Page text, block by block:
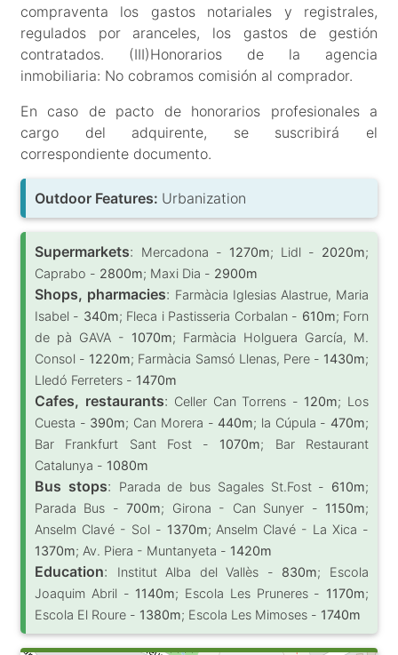
compraventa los gastos notariales y registrales,
regulados por aranceles, los gastos de gestión
contratados. (III)Honorarios de la agencia
inmobiliaria: No cobramos comisión al comprador.
En caso de pacto de honorarios profesionales a
cargo del adquirente, se suscribirá el
correspondiente documento.
Outdoor Features: Urbanization
Supermarkets: Mercadona - 1270m; Lidl - 2020m;
Caprabo - 2800m; Maxi Dia - 2900m
Shops, pharmacies: Farmàcia Iglesias Alastrue, Maria
Isabel - 340m; Fleca i Pastisseria Corbalan - 610m; Forn
de pà GAVA - 1070m; Farmàcia Holguera García, M.
Consol - 1220m; Farmàcia Samsó Llenas, Pere - 1430m;
Lledó Ferreters - 1470m
Cafes, restaurants: Celler Can Torrens - 120m; Los
Cuesta - 390m; Can Morera -440m; la Cúpula -470m;
Bar Frankfurt Sant Fost - 1070m; Bar Restaurant
Catalunya - 1080m
Bus stops: Parada de bus Sagales St.Fost - 610m;
Parada Bus -700m; Girona - Can Sunyer - 1150m;
Anselm Clavé - Sol - 1370m; Anselm Clavé - La Xica -
1370m; Av. Piera - Muntanyeta - 1420m
Education: Institut Alba del Vallès - 830m; Escola
Joaquim Abril - 1140m; Escola Les Pruneres - 1170m;
Escola El Roure - 1380m; Escola Les Mimoses - 1740m